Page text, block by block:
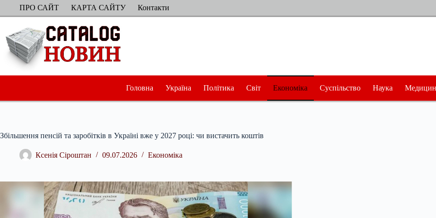
ПерейтиПРО САЙТ КАРТА САЙТУ Контакти
Головна Україна Політика Світ Економіка Суспільство Наука
Збільшення пенсій та заробітків в Україні вже у 2027 році: чи вистачить коштів
Ксенія Сіроштан 09.07.2026 Економіка